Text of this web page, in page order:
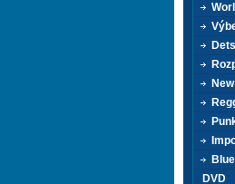
DVD